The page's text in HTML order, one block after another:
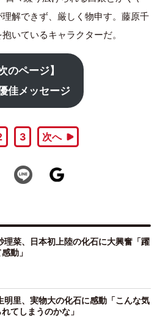
解できず、厳しく物申す。藤原千
いているキャラクターだ。
のページ】
佳メッセージ
3 次へ
理菜、日本初上陸の化石に大興奮「躍
動」
明里、実物大の化石に感動「こんな気
てしまうのかな」